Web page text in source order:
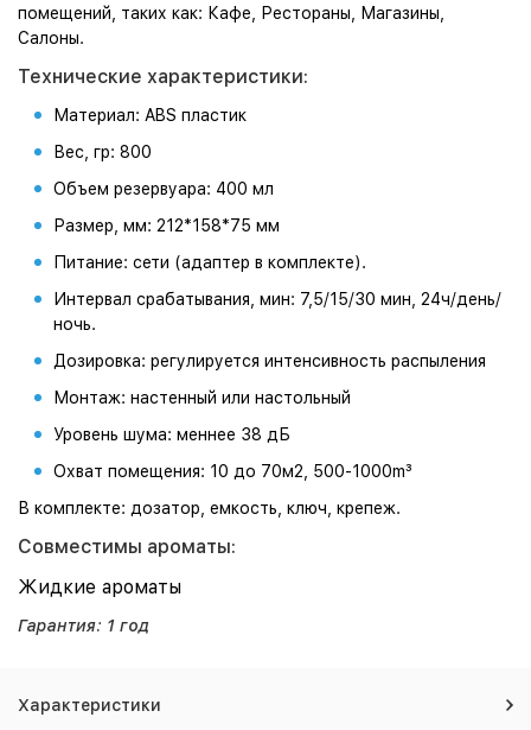
помещений, таких как: Кафе, Рестораны, Магазины,
Салоны.
Технические характеристики:
Материал: ABS пластик
Вес, гр: 800
Объем резервуара: 400 мл
Размер, мм: 212*158*75 мм
Питание: сети (адаптер в комплекте).
Интервал срабатывания, мин: 7,5/15/30 мин, 24ч/день/
ночь.
Дозировка: регулируется интенсивность распыления
Монтаж: настенный или настольный
Уровень шума: меннее 38 дБ
Охват помещения: 10 до 70м2, 500-1000m³
В комплекте: дозатор, емкость, ключ, крепеж.
Cовместимы ароматы:
Жидкие ароматы
Гарантия: 1 год
Характеристики